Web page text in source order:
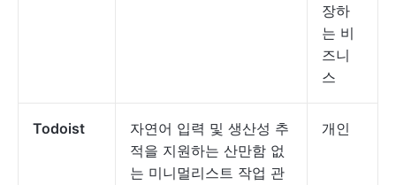
장하
는 비
즈니
스
Todoist
자연어 입력 및 생산성 추
적을 지원하는 산만함 없
는 미니멀리스트 작업 관
개인